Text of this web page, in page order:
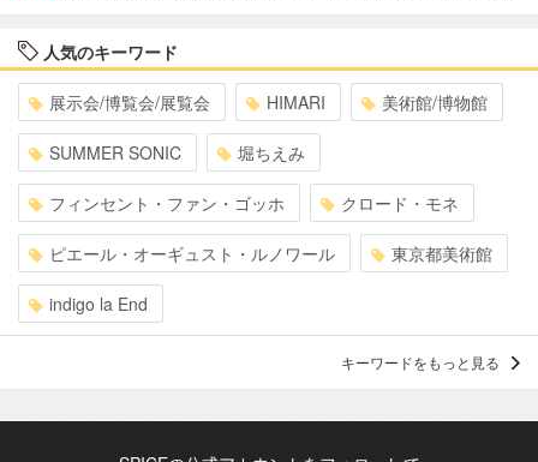
人気のキーワード
展示会/博覧会/展覧会 HIMARI 美術館/博物館
SUMMER SONIC 堀ちえみ
フィンセント・ファン・ゴッホ クロード・モネ
ピエール・オーギュスト・ルノワール 東京都美術館
indigo la End
キーワードをもっと見る